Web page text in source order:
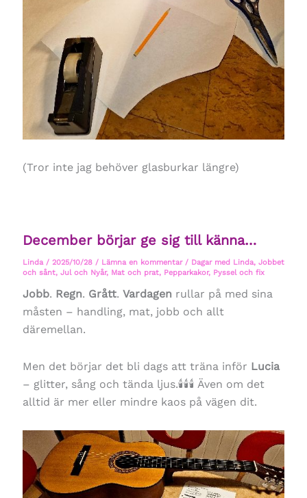
(Tror inte jag behöver glasburkar längre)
December börjar ge sig till känna…
Linda / 2025/10/28 / Lämna en kommentar / Dagar med Linda, Jobbet
och sånt, Jul och Nyår, Mat och prat, Pepparkakor, Pyssel och fix
Jobb. Regn. Grått. Vardagen rullar på med sina
måsten – handling, mat, jobb och allt
däremellan.
Men det börjar det bli dags att träna inför Lucia
– glitter, sång och tända ljus.🕯🕯🕯 Även om det
alltid är mer eller mindre kaos på vägen dit.